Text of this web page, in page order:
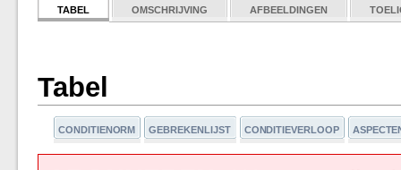
TABEL OMSCHRIJVING AFBEELDINGEN
Tabel
CONDITIENORM GEBREKENLIJST CONDITIEVERLOOP